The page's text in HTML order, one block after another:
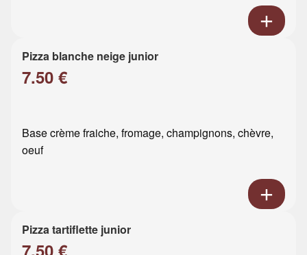
Pizza blanche neige junior
7.50 €
Base crème fraiche, fromage, champignons, chèvre,
oeuf
Pizza tartiflette junior
7.50 €